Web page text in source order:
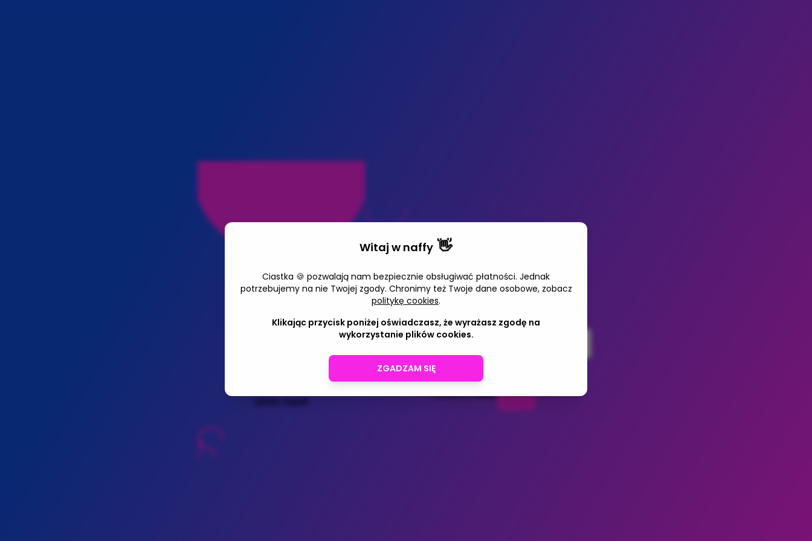
🍪 1 3
Adres e-mail
Powered by
Witaj w naffy👋
Ciastka 🍪 pozwalają nam bezpiecznie obsługiwać płatności. Jednak
potrzebujemy na nie Twojej zgody. Chronimy też Twoje dane osobowe, zobacz
politykę cookies.
Klikając przycisk poniżej oświadczasz, że wyrażasz zgodę na
wykorzystanie plików cookies.
ZGADZAM SIĘ